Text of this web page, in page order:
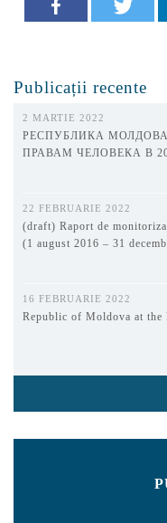
Publicații recente
2 MARTIE 2022
РЕСПУБЛИКА
ПРАВАМ ЧЕЛОВЕКА В
22 FEBRUARIE 2022
(draft) Raport de
(1 august 2016 – 31
16 FEBRUARIE 2022
Republic of Moldova at the